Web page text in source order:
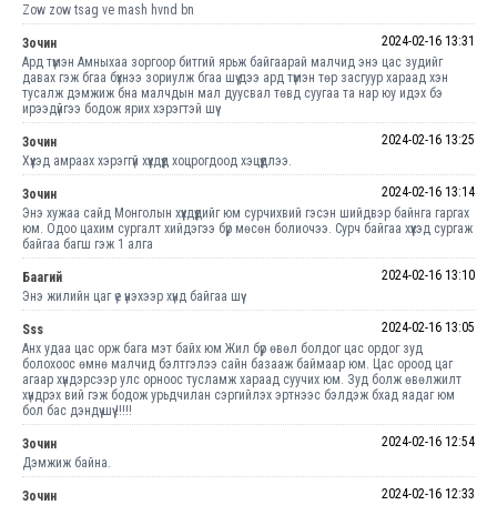
Zow zow tsag ve mash hvnd bn
Зочин
2024-02-16 13:31
Ард түмэн Амныхаа зоргоор битгий ярьж байгаарай малчид энэ цас зудийг
давах гэж бгаа бүхнээ зориулж бгаа шүү дээ ард түмэн төр засгуур хараад хэн
тусалж дэмжиж бна малчдын мал дуусвал төвд суугаа та нар юу идэх бэ
ирээдүйгээ бодож ярих хэрэгтэй шүү
Зочин
2024-02-16 13:25
Хүүхэд амраах хэрэггүй хүүхдүүд хоцрогдоод хэцүүдлээ.
Зочин
2024-02-16 13:14
Энэ хужаа сайд Монголын хүүхдүүдийг юм сурчихвий гэсэн шийдвэр байнга гаргах
юм. Одоо цахим сургалт хийдэгээ бүр мөсөн болиочээ. Сурч байгаа хүүхэд сургаж
байгаа багш гэж 1 алга
Баагий
2024-02-16 13:10
Энэ жилийн цаг үе үнэхээр хүнд байгаа шүү
Sss
2024-02-16 13:05
Анх удаа цас орж бага мэт байх юм Жил бүр өвөл болдог цас ордог зуд
болохоос өмнө малчид бэлтгэлээ сайн базааж баймаар юм. Цас ороод цаг
агаар хүндэрсээр улс орноос тусламж хараад суучих юм. Зуд болж өвөлжилт
хүндрэх вий гэж бодож урьдчилан сэргийлэх эртнээс бэлдэж бхад яадаг юм
бол бас дэндүү шүү !!!!!
Зочин
2024-02-16 12:54
Дэмжиж байна.
Зочин
2024-02-16 12:33